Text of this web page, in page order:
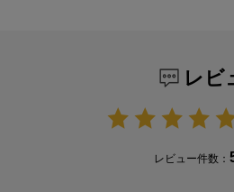
レビ
レビュー件数：